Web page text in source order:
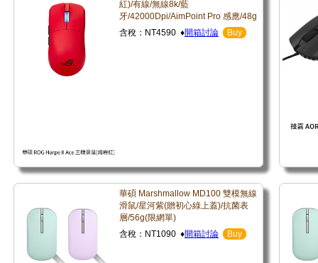
紅)/有線/無線8k/藍
牙/42000Dpi/AimPoint Pro 感應/48g
含稅：NT4590 ♦開箱討論 Buy
華碩 Marshmallow MD100 雙模無線
滑鼠/星河紫(贈初心綠上蓋)/抗菌表
層/56g(限網單)
含稅：NT1090 ♦開箱討論 Buy